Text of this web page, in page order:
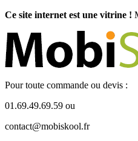
Ce site internet est une vitrine !
Pour toute commande ou devis :
01.69.49.69.59 ou
contact@mobiskool.fr